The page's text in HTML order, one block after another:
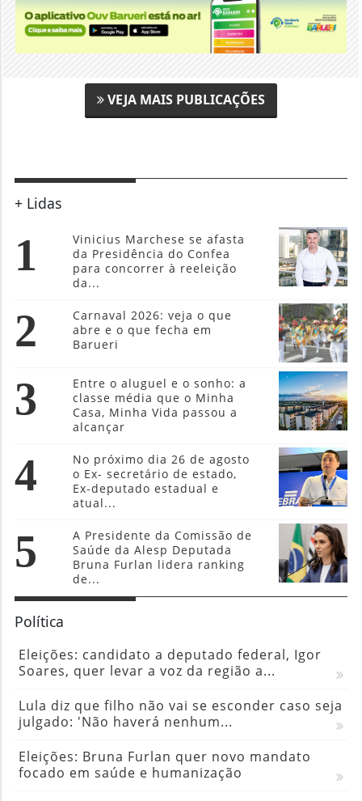
VEJA MAIS PUBLICAÇÕES
+ Lidas
1
Vinicius Marchese se afasta
da Presidência do Confea
para concorrer à reeleição
da...
2
Carnaval 2026: veja o que
abre e o que fecha em
Barueri
3
Entre o aluguel e o sonho: a
classe média que o Minha
Casa, Minha Vida passou a
alcançar
4
No próximo dia 26 de agosto
o Ex- secretário de estado,
Ex-deputado estadual e
atual...
5
A Presidente da Comissão de
Saúde da Alesp Deputada
Bruna Furlan lidera ranking
de...
Política
Eleições: candidato a deputado federal, Igor
Soares, quer levar a voz da região a...
Lula diz que filho não vai se esconder caso seja
julgado: 'Não haverá nenhum...
Eleições: Bruna Furlan quer novo mandato
focado em saúde e humanização